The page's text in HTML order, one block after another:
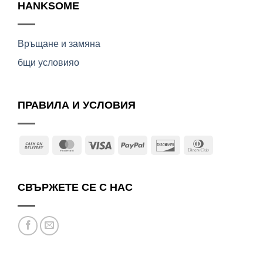
HANKSOME
Връщане и замяна
бщи условияо
ПРАВИЛА И УСЛОВИЯ
Cash
MasterCard
Visa PayPal Discover
СВЪРЖЕТЕ СЕ С НАС